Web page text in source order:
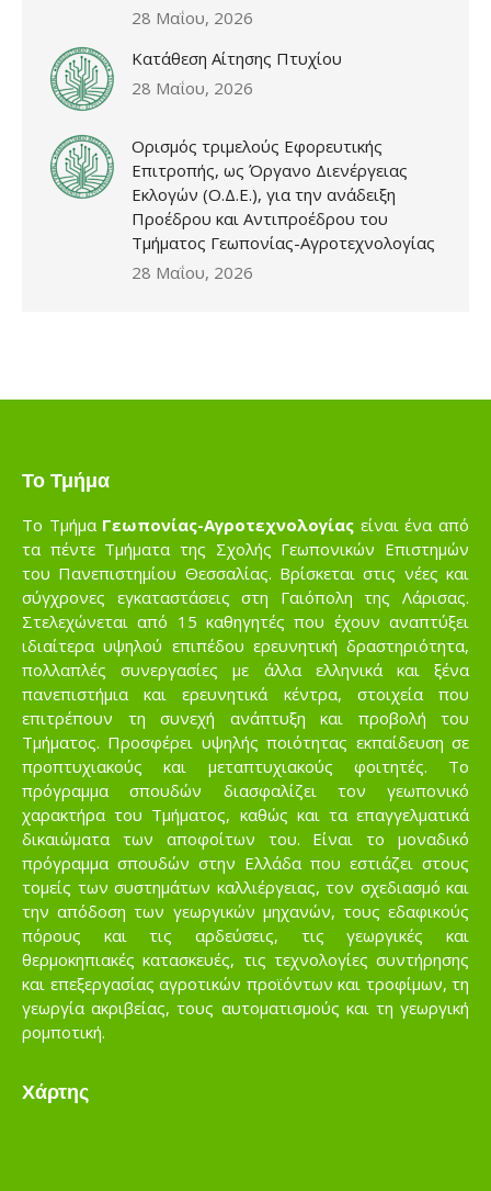
28 Μαΐου, 2026
Κατάθεση Αίτησης Πτυχίου
28 Μαΐου, 2026
Ορισμός τριμελούς Εφορευτικής
Επιτροπής, ως Όργανο Διενέργειας
Εκλογών (Ο.Δ.Ε.), για την ανάδειξη
Προέδρου και Αντιπροέδρου του
Τμήματος Γεωπονίας-Αγροτεχνολογίας
28 Μαΐου, 2026
Το Τμήμα
Το Τμήμα Γεωπονίας-Αγροτεχνολογίας είναι ένα από
τα πέντε Τμήματα της Σχολής Γεωπονικών Επιστημών
του Πανεπιστημίου Θεσσαλίας. Βρίσκεται στις νέες και
σύγχρονες εγκαταστάσεις στη Γαιόπολη της Λάρισας.
Στελεχώνεται από 15 καθηγητές που έχουν αναπτύξει
ιδιαίτερα υψηλού επιπέδου ερευνητική δραστηριότητα,
πολλαπλές συνεργασίες με άλλα ελληνικά και ξένα
πανεπιστήμια και ερευνητικά κέντρα, στοιχεία που
επιτρέπουν τη συνεχή ανάπτυξη και προβολή του
Τμήματος. Προσφέρει υψηλής ποιότητας εκπαίδευση σε
προπτυχιακούς και μεταπτυχιακούς φοιτητές. Το
πρόγραμμα σπουδών διασφαλίζει τον γεωπονικό
χαρακτήρα του Τμήματος, καθώς και τα επαγγελματικά
δικαιώματα των αποφοίτων του. Είναι το μοναδικό
πρόγραμμα σπουδών στην Ελλάδα που εστιάζει στους
τομείς των συστημάτων καλλιέργειας, τον σχεδιασμό και
την απόδοση των γεωργικών μηχανών, τους εδαφικούς
πόρους και τις αρδεύσεις, τις γεωργικές και
θερμοκηπιακές κατασκευές, τις τεχνολογίες συντήρησης
και επεξεργασίας αγροτικών προϊόντων και τροφίμων, τη
γεωργία ακριβείας, τους αυτοματισμούς και τη γεωργική
ρομποτική.
Χάρτης